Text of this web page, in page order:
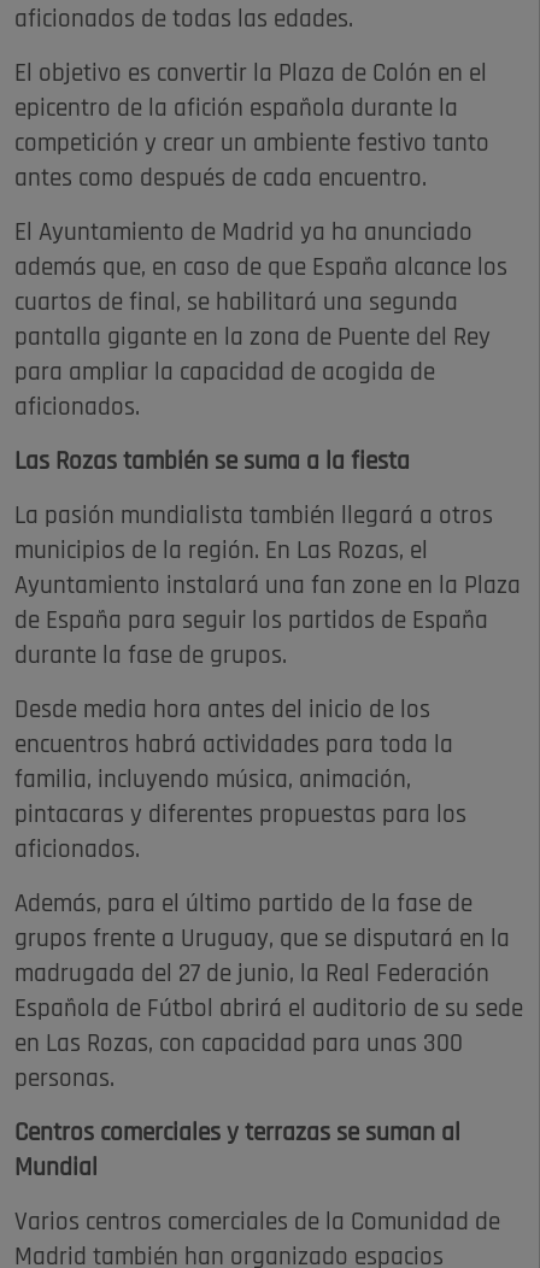
aficionados de todas las edades.
El objetivo es convertir la Plaza de Colón en el
epicentro de la afición española durante la
competición y crear un ambiente festivo tanto
antes como después de cada encuentro.
El Ayuntamiento de Madrid ya ha anunciado
además que, en caso de que España alcance los
cuartos de final, se habilitará una segunda
pantalla gigante en la zona de Puente del Rey
para ampliar la capacidad de acogida de
aficionados.
Las Rozas también se suma a la fiesta
La pasión mundialista también llegará a otros
municipios de la región. En Las Rozas, el
Ayuntamiento instalará una fan zone en la Plaza
de España para seguir los partidos de España
durante la fase de grupos.
Desde media hora antes del inicio de los
encuentros habrá actividades para toda la
familia, incluyendo música, animación,
pintacaras y diferentes propuestas para los
aficionados.
Además, para el último partido de la fase de
grupos frente a Uruguay, que se disputará en la
madrugada del 27 de junio, la Real Federación
Española de Fútbol abrirá el auditorio de su sede
en Las Rozas, con capacidad para unas 300
personas.
Centros comerciales y terrazas se suman al
Mundial
Varios centros comerciales de la Comunidad de
Madrid también han organizado espacios